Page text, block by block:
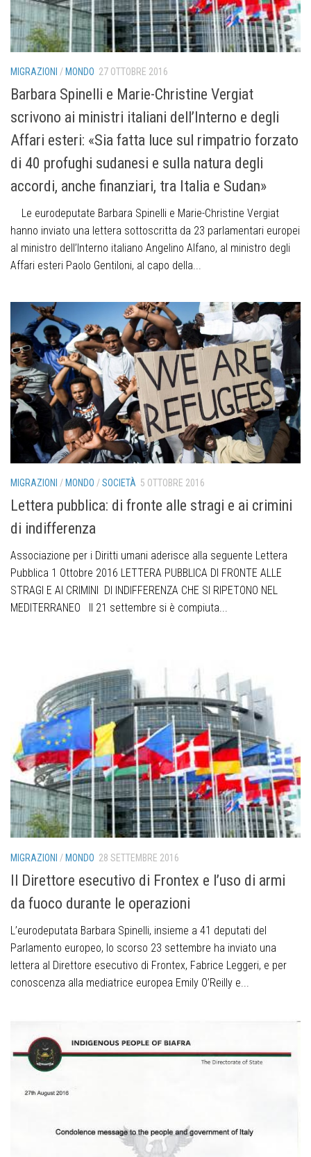
MIGRAZIONI / MONDO 27 OTTOBRE 2016
Barbara Spinelli e Marie-Christine Vergiat
scrivono ai ministri italiani dell’Interno e degli
Affari esteri: «Sia fatta luce sul rimpatrio forzato
di 40 profughi sudanesi e sulla natura degli
accordi, anche finanziari, tra Italia e Sudan»
Le eurodeputate Barbara Spinelli e Marie-Christine Vergiat
hanno inviato una lettera sottoscritta da 23 parlamentari europei
al ministro dell’Interno italiano Angelino Alfano, al ministro degli
Affari esteri Paolo Gentiloni, al capo della...
MIGRAZIONI / MONDO /SOCIETÀ 5 OTTOBRE 2016
Lettera pubblica: di fronte alle stragi e ai crimini
di indifferenza
Associazione per i Diritti umani aderisce alla seguente Lettera
Pubblica 1 Ottobre 2016 LETTERA PUBBLICA DI FRONTE ALLE
STRAGI E AI CRIMINI DI INDIFFERENZA CHE SI RIPETONO NEL
MEDITERRANEO Il 21 settembre si è compiuta...
MIGRAZIONI / MONDO 28 SETTEMBRE 2016
Il Direttore esecutivo di Frontex e l’uso di armi
da fuoco durante le operazioni
L’eurodeputata Barbara Spinelli, insieme a 41 deputati del
Parlamento europeo, lo scorso 23 settembre ha inviato una
lettera al Direttore esecutivo di Frontex, Fabrice Leggeri, e per
conoscenza alla mediatrice europea Emily O’Reilly e...